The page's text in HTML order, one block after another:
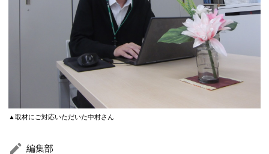
▲取材にご対応いただいた中村さん
編集部